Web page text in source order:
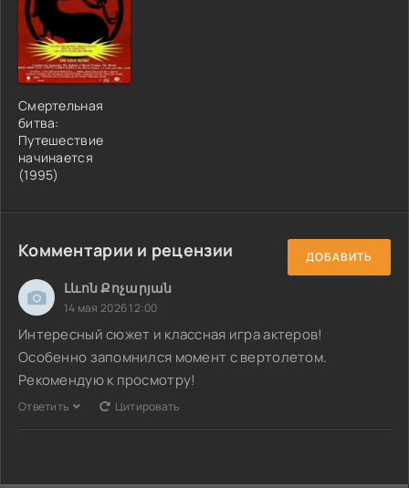
Смертельная
битва:
Путешествие
начинается
(1995)
Комментарии и рецензии ДОБАВИТЬ
Լևոն Քոչարյան
14 мая 2026 12:00
Интересный сюжет и классная игра актеров!
Особенно запомнился момент с вертолетом.
Рекомендую к просмотру!
Ответить Цитировать